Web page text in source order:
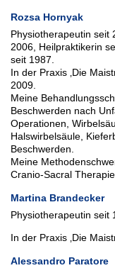
Rozsa Hornyak
Physiotherapeutin seit
2006, Heilpraktikerin
seit 1987.
In der Praxis ‚Die
2009.
Meine
Beschwerden nach
Operationen,
Halswirbelsäule,
Beschwerden.
Meine
Cranio-Sacral
Martina Brandecker
Physiotherapeutin seit
In der Praxis ‚Die
Alessandro Paratore